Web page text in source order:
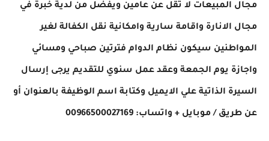
مجال المبيعات لا تقل عن عامين ويفضل من لدية خبرة في
مجال الانارة واقامة سارية وامكانية نقل الكفالة لغير
المواطنين سيكون نظام الدوام فترتين صباحي ومسائي
واجازة يوم الجمعة وعقد عمل سنوي للتقديم يرجى إرسال
السيرة الذاتية علي الايميل وكتابة اسم الوظيفة بالعنوان أو
عن طريق ​/ موبايل + واتساب: 00966500027169